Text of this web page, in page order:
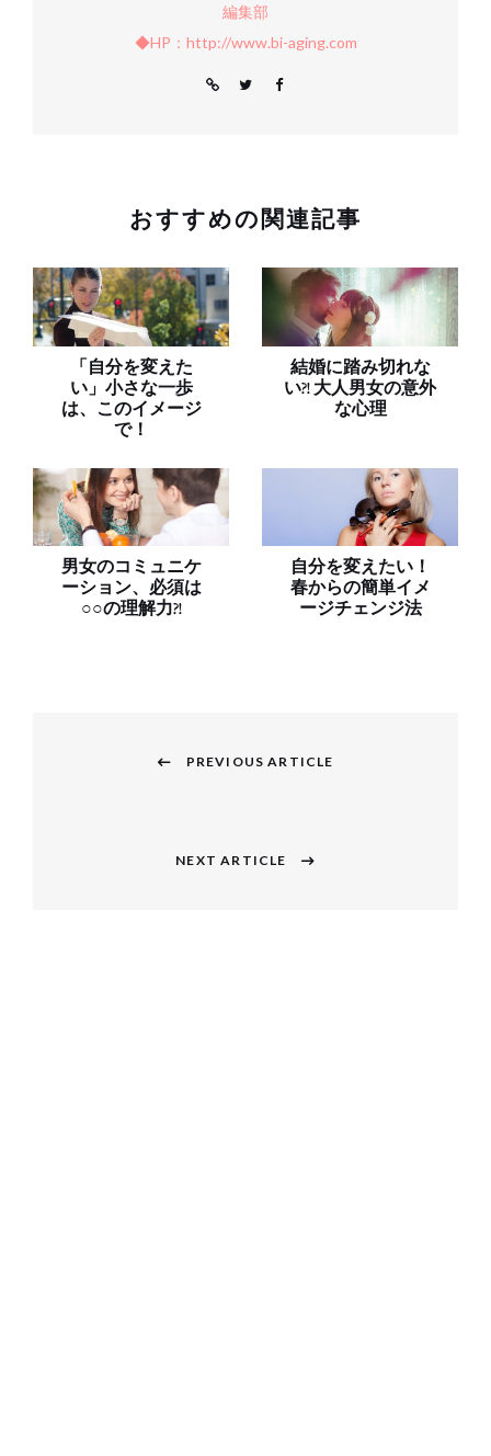
編集部
◆HP：http://www.bi-aging.com
おすすめの関連記事
「自分を変えた
い」小さな一歩
は、このイメージ
で！
結婚に踏み切れな
い?! 大人男女の意外
な心理
男女のコミュニケ
ーション、必須は
○○の理解力?!
自分を変えたい！
春からの簡単イメ
ージチェンジ法
PREVIOUS ARTICLE
NEXT ARTICLE